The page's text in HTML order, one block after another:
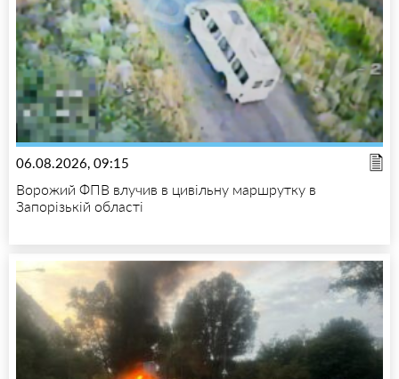
06.08.2026, 09:15
Ворожий ФПВ влучив в цивільну маршрутку в
Запорізькій області